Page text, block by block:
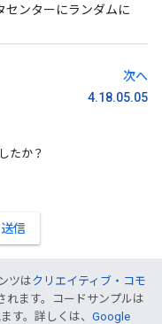
センターにランダムに
次へ
4.18.05.05
たか？
信
ツはクリエイティブ・コモ
れます。コードサンプルは
す。詳しくは、 Google